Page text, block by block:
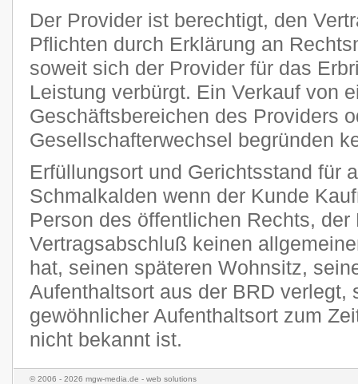
Der Provider ist berechtigt, den
Pflichten durch Erklärung an
soweit sich der Provider für das
Leistung verbürgt. Ein Verkauf von
Geschäftsbereichen des Providers
Gesellschafterwechsel begründen
Erfüllungsort und Gerichtsstand für
Schmalkalden wenn der Kunde
Person des öffentlichen Rechts, der
Vertragsabschluß keinen
hat, seinen späteren Wohnsitz,
Aufenthaltsort aus der BRD verlegt,
gewöhnlicher Aufenthaltsort zum
nicht bekannt ist.
© 2006 - 2026 mgw-media.de - web solutions